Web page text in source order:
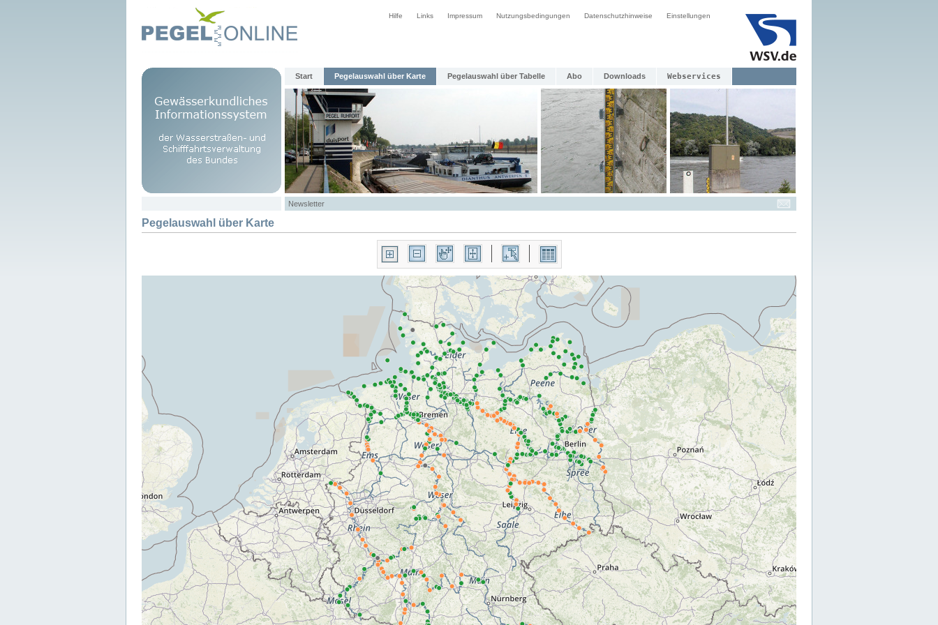
Hilfe Links Impressum Nutzungsbedingungen Datenschutzhinweise Einstellungen
Start Pegelauswahl über Karte Pegelauswahl über Tabelle Abo Downloads Webservices
Newsletter
Pegelauswahl über Karte